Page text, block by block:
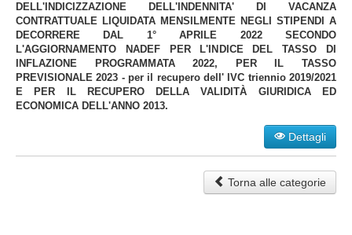
DELL'INDICIZZAZIONE DELL'INDENNITA' DI VACANZA
CONTRATTUALE LIQUIDATA MENSILMENTE NEGLI STIPENDI A
DECORRERE DAL 1° APRILE 2022 SECONDO
L'AGGIORNAMENTO NADEF PER L'INDICE DEL TASSO DI
INFLAZIONE PROGRAMMATA 2022, PER IL TASSO
PREVISIONALE 2023 - per il recupero dell' IVC triennio 2019/2021
E PER IL RECUPERO DELLA VALIDITÀ GIURIDICA ED
ECONOMICA DELL'ANNO 2013.
Dettagli
Torna alle categorie